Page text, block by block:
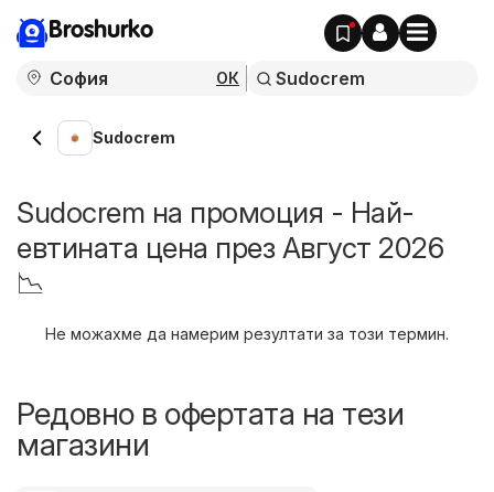
Broshurko
ОК
Sudocrem
Sudocrem на промоция - Най-
евтината цена през Август 2026
📉
Не можахме да намерим резултати за този термин.
Редовно в офертата на тези
магазини